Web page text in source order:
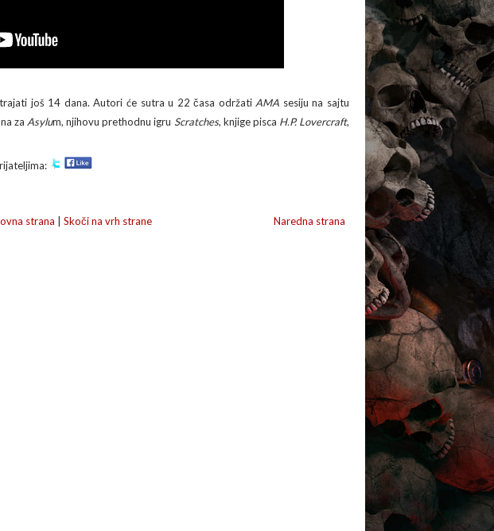
još 14 dana. Autori će sutra u 22 časa održati AMA sesiju na sajtu
za Asylum, njihovu prethodnu igru Scratches, knjige pisca H.P. Lovercraft,
Naredna strana
strana Skoči na vrh strane